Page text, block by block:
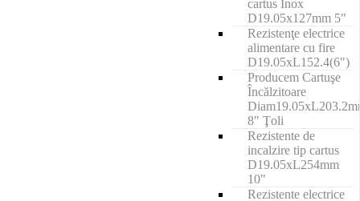
cartus Inox
D19.05x127mm 5"
Rezistenţe electrice
alimentare cu fire
D19.05xL152.4(6")
Producem Cartuşe
Încălzitoare
8" Ţoli
Rezistente de
incalzire tip cartus
D19.05xL254mm
10"
Rezistente electrice